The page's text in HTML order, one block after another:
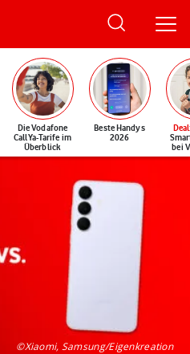
Die Vodafone
CallYa-Tarife im
Überblick
Beste Handys
2026
Deal
bei
©Xiaomi, Samsung/Eigenkreation